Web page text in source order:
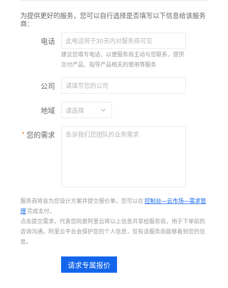
为提供更好的服务，您可以自行选择是否填写以下信息给该服务
商：
电话
建议您填写电话，以便服务商主动与您联系，提供
交付产品、指导产品相关的使用等服务
公司
地域
您的需求
服务商将会为您设计方案并提交报价单。您可以在控制台—云市场—需求管
理完成支付。
点击提交需求，代表您同意阿里云将以上信息共享给服务商，用于下单前的
咨询沟通。阿里云平台会保护您的个人信息，仅有该服务商能够看到您的信
息。
请求专属报价